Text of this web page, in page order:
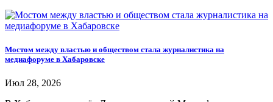
Мостом между властью и обществом стала журналистика на
медиафоруме в Хабаровске
Июл 28, 2026